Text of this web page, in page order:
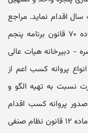
اقدام نماید. مراجع
استعلام شونده نیز مکلفند در اجرای ماده ۷۰ قانون برنامه پنجم
- دبیرخانه هیات عالی
پروانه کسب اعم از
نسبت به تهیه الگو و
پروانه کسب اقدام
نماید. ماده ۱۷ - این آیین ‏نامه در اجرای ماده ۱۲ قانون نظام صنفی